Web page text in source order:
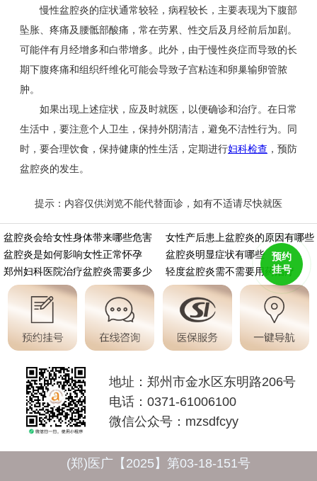
慢性盆腔炎的症状通常较轻，病程较长，主要表现为下腹部
坠胀、疼痛及腰骶部酸痛，常在劳累、性交后及月经前后加剧。
可能伴有月经增多和白带增多。此外，由于慢性炎症而导致的长
期下腹疼痛和组织纤维化可能会导致子宫粘连和卵巢输卵管脓
肿。
如果出现上述症状，应及时就医，以便确诊和治疗。在日常
生活中，要注意个人卫生，保持外阴清洁，避免不洁性行为。同
时，要合理饮食，保持健康的性生活，定期进行妇科检查 ，预防
盆腔炎的发生。
提示：内容仅供浏览不能代替面诊，如有不适请尽快就医
盆腔炎会给女性身体带来哪些危害
女性产后患上盆腔炎的原因有哪些
盆腔炎是如何影响女性正常怀孕
盆腔炎明显症状有哪些
郑州妇科医院治疗盆腔炎需要多少
轻度盆腔炎需不需要用药治疗
预约
挂号
地址：郑州市金水区东明路206号
电话：0371-61006100
微信公众号：mzsdfcyy
(郑)医广【2025】第03-18-151号